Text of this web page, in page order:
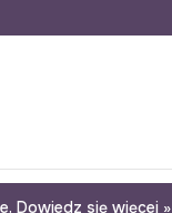
Dowiedz się więcej »